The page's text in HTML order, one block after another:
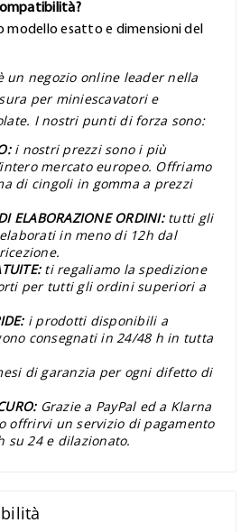
modello esatto e dimensioni del
un negozio online leader nella
per miniescavatori e
I nostri punti di forza sono:
i nostri prezzi sono i più
mercato europeo. Offriamo
di cingoli in gomma a prezzi
ELABORAZIONE ORDINI: tutti gli
in meno di 12h dal
ti regaliamo la spedizione
per tutti gli ordini superiori a
i prodotti disponibili a
consegnati in 24/48 h in tutta
di garanzia per ogni difetto di
Grazie a PayPal ed a Klarna
offrirvi un servizio di pagamento
su 24 e dilazionato.